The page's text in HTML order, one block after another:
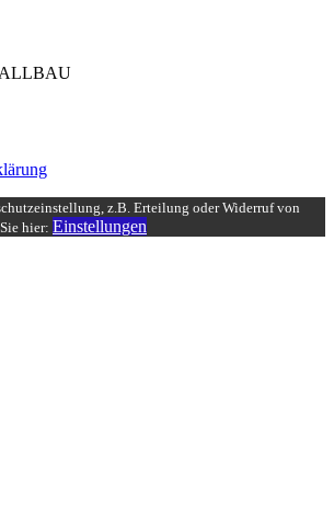
z.B. Erteilung oder Widerruf von
hier: Einstellungen